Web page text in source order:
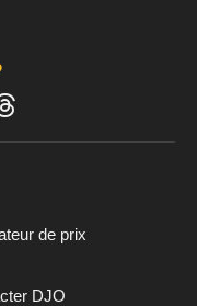
de prix
DJO